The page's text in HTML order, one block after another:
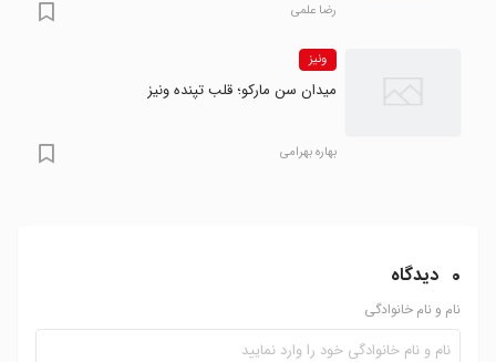
رضا علمی
ونیز
میدان سن مارکو؛ قلب تپنده ونیز
بهاره بهرامی
0 دیدگاه
نام و نام خانوادگی